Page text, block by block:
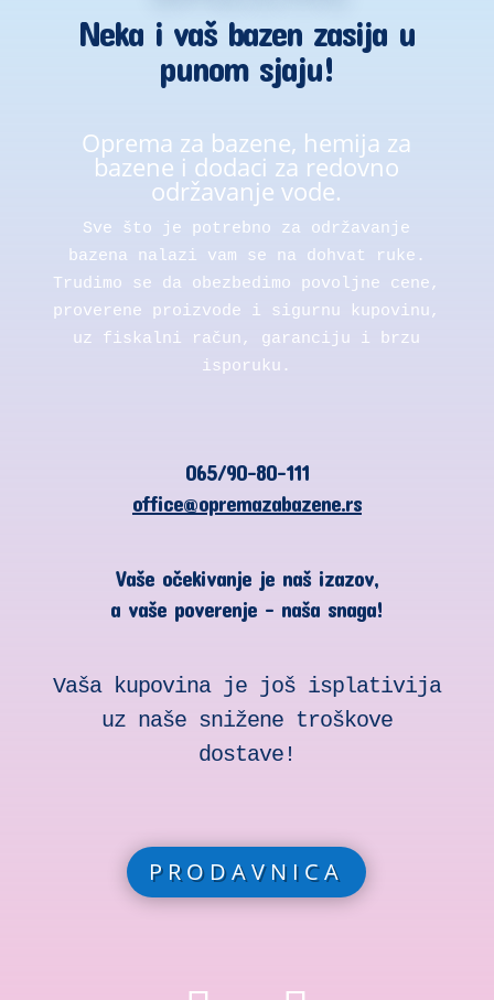
Neka i vaš bazen zasija u
punom sjaju!
Oprema za bazene, hemija za
bazene i dodaci za redovno
održavanje vode.
Sve što je potrebno za održavanje
bazena nalazi vam se na dohvat ruke.
Trudimo se da obezbedimo povoljne cene,
proverene proizvode i sigurnu kupovinu,
uz fiskalni račun, garanciju i brzu
isporuku.
065/90-80-111
office@opremazabazene.rs
Vaše očekivanje je naš izazov,
a vaše poverenje – naša snaga!
Vaša kupovina je još isplativija
uz naše snižene troškove
dostave!
PRODAVNICA